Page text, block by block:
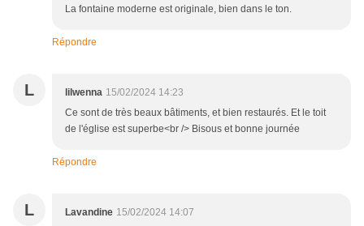
La fontaine moderne est originale, bien dans le ton.
Répondre
L lilwenna 15/02/2024 14:23
Ce sont de très beaux bâtiments, et bien restaurés. Et le toit
de l'église est superbe<br /> Bisous et bonne journée
Répondre
L Lavandine 15/02/2024 14:07